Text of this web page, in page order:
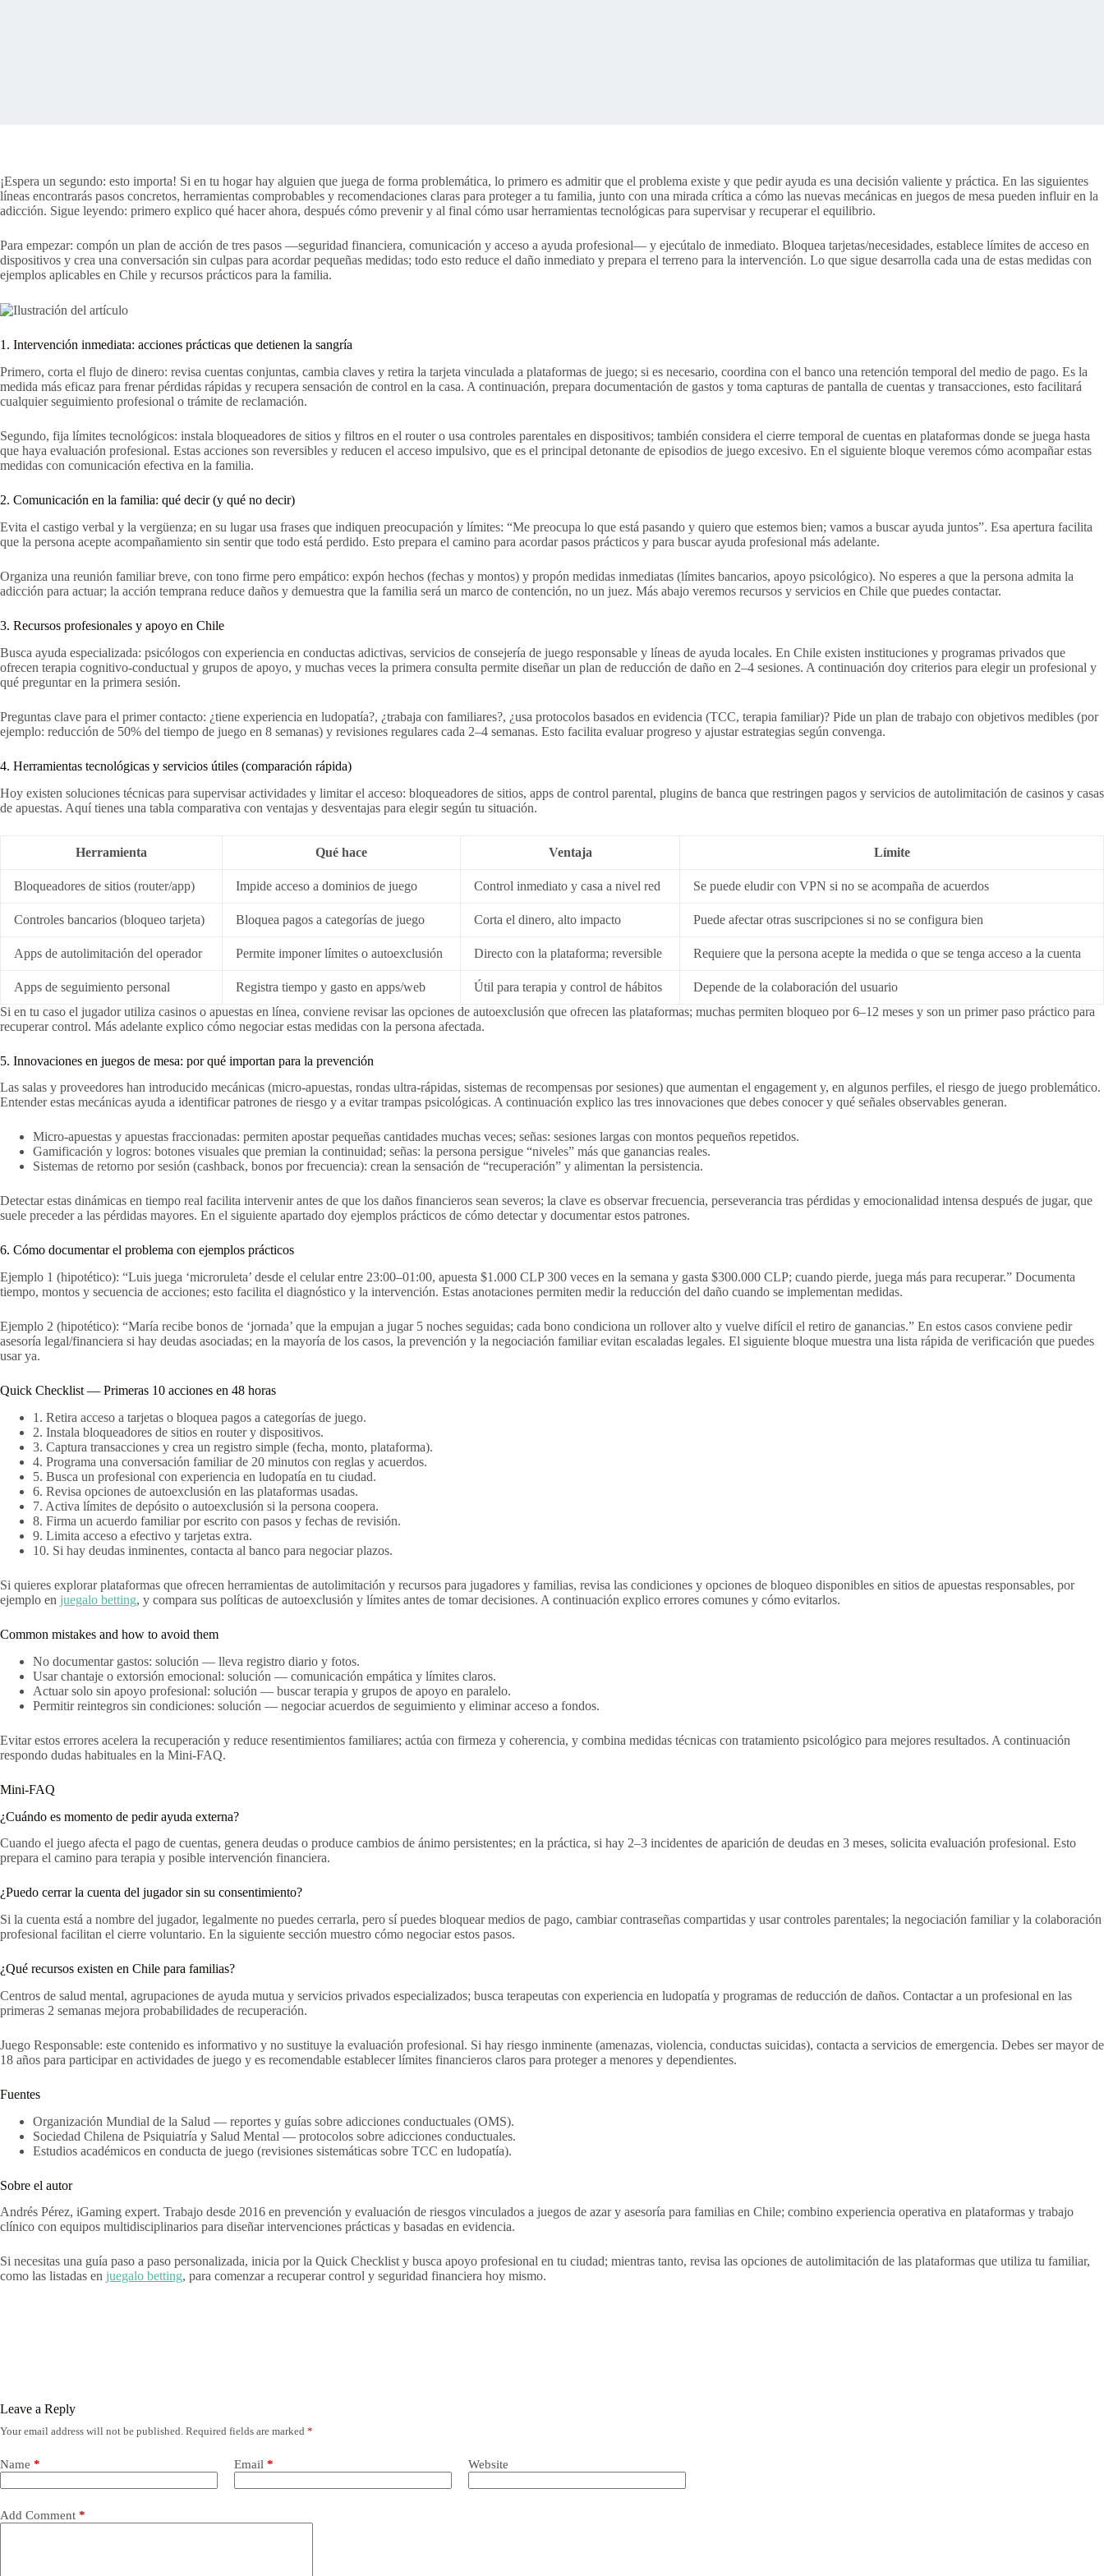
¡Espera un segundo: esto importa! Si en tu hogar hay alguien que juega de forma problemática, lo primero es admitir que el problema existe y que pedir ayuda es una decisión valiente y práctica. En las siguientes
líneas encontrarás pasos concretos, herramientas comprobables y recomendaciones claras para proteger a tu familia, junto con una mirada crítica a cómo las nuevas mecánicas en juegos de mesa pueden influir en la
adicción. Sigue leyendo: primero explico qué hacer ahora, después cómo prevenir y al final cómo usar herramientas tecnológicas para supervisar y recuperar el equilibrio.
Para empezar: compón un plan de acción de tres pasos —seguridad financiera, comunicación y acceso a ayuda profesional— y ejecútalo de inmediato. Bloquea tarjetas/necesidades, establece límites de acceso en
dispositivos y crea una conversación sin culpas para acordar pequeñas medidas; todo esto reduce el daño inmediato y prepara el terreno para la intervención. Lo que sigue desarrolla cada una de estas medidas con
ejemplos aplicables en Chile y recursos prácticos para la familia.
1. Intervención inmediata: acciones prácticas que detienen la sangría
Primero, corta el flujo de dinero: revisa cuentas conjuntas, cambia claves y retira la tarjeta vinculada a plataformas de juego; si es necesario, coordina con el banco una retención temporal del medio de pago. Es la
medida más eficaz para frenar pérdidas rápidas y recupera sensación de control en la casa. A continuación, prepara documentación de gastos y toma capturas de pantalla de cuentas y transacciones, esto facilitará
cualquier seguimiento profesional o trámite de reclamación.
Segundo, fija límites tecnológicos: instala bloqueadores de sitios y filtros en el router o usa controles parentales en dispositivos; también considera el cierre temporal de cuentas en plataformas donde se juega hasta
que haya evaluación profesional. Estas acciones son reversibles y reducen el acceso impulsivo, que es el principal detonante de episodios de juego excesivo. En el siguiente bloque veremos cómo acompañar estas
medidas con comunicación efectiva en la familia.
2. Comunicación en la familia: qué decir (y qué no decir)
Evita el castigo verbal y la vergüenza; en su lugar usa frases que indiquen preocupación y límites: “Me preocupa lo que está pasando y quiero que estemos bien; vamos a buscar ayuda juntos”. Esa apertura facilita
que la persona acepte acompañamiento sin sentir que todo está perdido. Esto prepara el camino para acordar pasos prácticos y para buscar ayuda profesional más adelante.
Organiza una reunión familiar breve, con tono firme pero empático: expón hechos (fechas y montos) y propón medidas inmediatas (límites bancarios, apoyo psicológico). No esperes a que la persona admita la
adicción para actuar; la acción temprana reduce daños y demuestra que la familia será un marco de contención, no un juez. Más abajo veremos recursos y servicios en Chile que puedes contactar.
3. Recursos profesionales y apoyo en Chile
Busca ayuda especializada: psicólogos con experiencia en conductas adictivas, servicios de consejería de juego responsable y líneas de ayuda locales. En Chile existen instituciones y programas privados que
ofrecen terapia cognitivo-conductual y grupos de apoyo, y muchas veces la primera consulta permite diseñar un plan de reducción de daño en 2–4 sesiones. A continuación doy criterios para elegir un profesional y
qué preguntar en la primera sesión.
Preguntas clave para el primer contacto: ¿tiene experiencia en ludopatía?, ¿trabaja con familiares?, ¿usa protocolos basados en evidencia (TCC, terapia familiar)? Pide un plan de trabajo con objetivos medibles (por
ejemplo: reducción de 50% del tiempo de juego en 8 semanas) y revisiones regulares cada 2–4 semanas. Esto facilita evaluar progreso y ajustar estrategias según convenga.
4. Herramientas tecnológicas y servicios útiles (comparación rápida)
Hoy existen soluciones técnicas para supervisar actividades y limitar el acceso: bloqueadores de sitios, apps de control parental, plugins de banca que restringen pagos y servicios de autolimitación de casinos y casas
de apuestas. Aquí tienes una tabla comparativa con ventajas y desventajas para elegir según tu situación.
Herramienta Qué hace Ventaja Límite
Bloqueadores de sitios (router/app) Impide acceso a dominios de juego Control inmediato y casa a nivel red Se puede eludir con VPN si no se acompaña de acuerdos
Controles bancarios (bloqueo tarjeta) Bloquea pagos a categorías de juego Corta el dinero, alto impacto Puede afectar otras suscripciones si no se configura bien
Apps de autolimitación del operador Permite imponer límites o autoexclusión Directo con la plataforma; reversible Requiere que la persona acepte la medida o que se tenga acceso a la cuenta
Apps de seguimiento personal Registra tiempo y gasto en apps/web Útil para terapia y control de hábitos
Depende de la colaboración del usuario
Si en tu caso el jugador utiliza casinos o apuestas en línea, conviene revisar las opciones de autoexclusión que ofrecen las plataformas; muchas permiten bloqueo por 6–12 meses y son un primer paso práctico para
recuperar control. Más adelante explico cómo negociar estas medidas con la persona afectada.
5. Innovaciones en juegos de mesa: por qué importan para la prevención
Las salas y proveedores han introducido mecánicas (micro-apuestas, rondas ultra-rápidas, sistemas de recompensas por sesiones) que aumentan el engagement y, en algunos perfiles, el riesgo de juego problemático.
Entender estas mecánicas ayuda a identificar patrones de riesgo y a evitar trampas psicológicas. A continuación explico las tres innovaciones que debes conocer y qué señales observables generan.
Micro-apuestas y apuestas fraccionadas: permiten apostar pequeñas cantidades muchas veces; señas: sesiones largas con montos pequeños repetidos.
Gamificación y logros: botones visuales que premian la continuidad; señas: la persona persigue “niveles” más que ganancias reales.
Sistemas de retorno por sesión (cashback, bonos por frecuencia): crean la sensación de “recuperación” y alimentan la persistencia.
Detectar estas dinámicas en tiempo real facilita intervenir antes de que los daños financieros sean severos; la clave es observar frecuencia, perseverancia tras pérdidas y emocionalidad intensa después de jugar, que
suele preceder a las pérdidas mayores. En el siguiente apartado doy ejemplos prácticos de cómo detectar y documentar estos patrones.
6. Cómo documentar el problema con ejemplos prácticos
Ejemplo 1 (hipotético): “Luis juega ‘microruleta’ desde el celular entre 23:00–01:00, apuesta $1.000 CLP 300 veces en la semana y gasta $300.000 CLP; cuando pierde, juega más para recuperar.” Documenta
tiempo, montos y secuencia de acciones; esto facilita el diagnóstico y la intervención. Estas anotaciones permiten medir la reducción del daño cuando se implementan medidas.
Ejemplo 2 (hipotético): “María recibe bonos de ‘jornada’ que la empujan a jugar 5 noches seguidas; cada bono condiciona un rollover alto y vuelve difícil el retiro de ganancias.” En estos casos conviene pedir
asesoría legal/financiera si hay deudas asociadas; en la mayoría de los casos, la prevención y la negociación familiar evitan escaladas legales. El siguiente bloque muestra una lista rápida de verificación que puedes
usar ya.
Quick Checklist — Primeras 10 acciones en 48 horas
1. Retira acceso a tarjetas o bloquea pagos a categorías de juego.
2. Instala bloqueadores de sitios en router y dispositivos.
3. Captura transacciones y crea un registro simple (fecha, monto, plataforma).
4. Programa una conversación familiar de 20 minutos con reglas y acuerdos.
5. Busca un profesional con experiencia en ludopatía en tu ciudad.
6. Revisa opciones de autoexclusión en las plataformas usadas.
7. Activa límites de depósito o autoexclusión si la persona coopera.
8. Firma un acuerdo familiar por escrito con pasos y fechas de revisión.
9. Limita acceso a efectivo y tarjetas extra.
10. Si hay deudas inminentes, contacta al banco para negociar plazos.
Si quieres explorar plataformas que ofrecen herramientas de autolimitación y recursos para jugadores y familias, revisa las condiciones y opciones de bloqueo disponibles en sitios de apuestas responsables, por
ejemplo en juegalo betting, y compara sus políticas de autoexclusión y límites antes de tomar decisiones. A continuación explico errores comunes y cómo evitarlos.
Common mistakes and how to avoid them
No documentar gastos: solución — lleva registro diario y fotos.
Usar chantaje o extorsión emocional: solución — comunicación empática y límites claros.
Actuar solo sin apoyo profesional: solución — buscar terapia y grupos de apoyo en paralelo.
Permitir reintegros sin condiciones: solución — negociar acuerdos de seguimiento y eliminar acceso a fondos.
Evitar estos errores acelera la recuperación y reduce resentimientos familiares; actúa con firmeza y coherencia, y combina medidas técnicas con tratamiento psicológico para mejores resultados. A continuación
respondo dudas habituales en la Mini-FAQ.
Mini-FAQ
¿Cuándo es momento de pedir ayuda externa?
Cuando el juego afecta el pago de cuentas, genera deudas o produce cambios de ánimo persistentes; en la práctica, si hay 2–3 incidentes de aparición de deudas en 3 meses, solicita evaluación profesional. Esto
prepara el camino para terapia y posible intervención financiera.
¿Puedo cerrar la cuenta del jugador sin su consentimiento?
Si la cuenta está a nombre del jugador, legalmente no puedes cerrarla, pero sí puedes bloquear medios de pago, cambiar contraseñas compartidas y usar controles parentales; la negociación familiar y la colaboración
profesional facilitan el cierre voluntario. En la siguiente sección muestro cómo negociar estos pasos.
¿Qué recursos existen en Chile para familias?
Centros de salud mental, agrupaciones de ayuda mutua y servicios privados especializados; busca terapeutas con experiencia en ludopatía y programas de reducción de daños. Contactar a un profesional en las
primeras 2 semanas mejora probabilidades de recuperación.
Juego Responsable: este contenido es informativo y no sustituye la evaluación profesional. Si hay riesgo inminente (amenazas, violencia, conductas suicidas), contacta a servicios de emergencia. Debes ser mayor de
18 años para participar en actividades de juego y es recomendable establecer límites financieros claros para proteger a menores y dependientes.
Fuentes
Organización Mundial de la Salud — reportes y guías sobre adicciones conductuales (OMS).
Sociedad Chilena de Psiquiatría y Salud Mental — protocolos sobre adicciones conductuales.
Estudios académicos en conducta de juego (revisiones sistemáticas sobre TCC en ludopatía).
Sobre el autor
Andrés Pérez, iGaming expert. Trabajo desde 2016 en prevención y evaluación de riesgos vinculados a juegos de azar y asesoría para familias en Chile; combino experiencia operativa en plataformas y trabajo
clínico con equipos multidisciplinarios para diseñar intervenciones prácticas y basadas en evidencia.
Si necesitas una guía paso a paso personalizada, inicia por la Quick Checklist y busca apoyo profesional en tu ciudad; mientras tanto, revisa las opciones de autolimitación de las plataformas que utiliza tu familiar,
como las listadas en juegalo betting, para comenzar a recuperar control y seguridad financiera hoy mismo.
Leave a Reply
Your email address will not be published. Required fields are marked *
Name * Email * Website
Add Comment *